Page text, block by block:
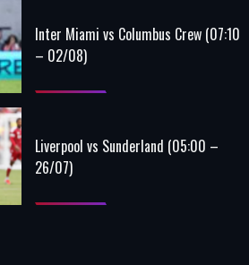
Inter Miami vs Columbus Crew (07:10
– 02/08)
Liverpool vs Sunderland (05:00 –
26/07)